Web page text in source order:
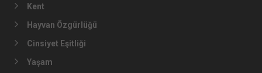
İklim Krizi
Ekoloji
Gıda
Enerji